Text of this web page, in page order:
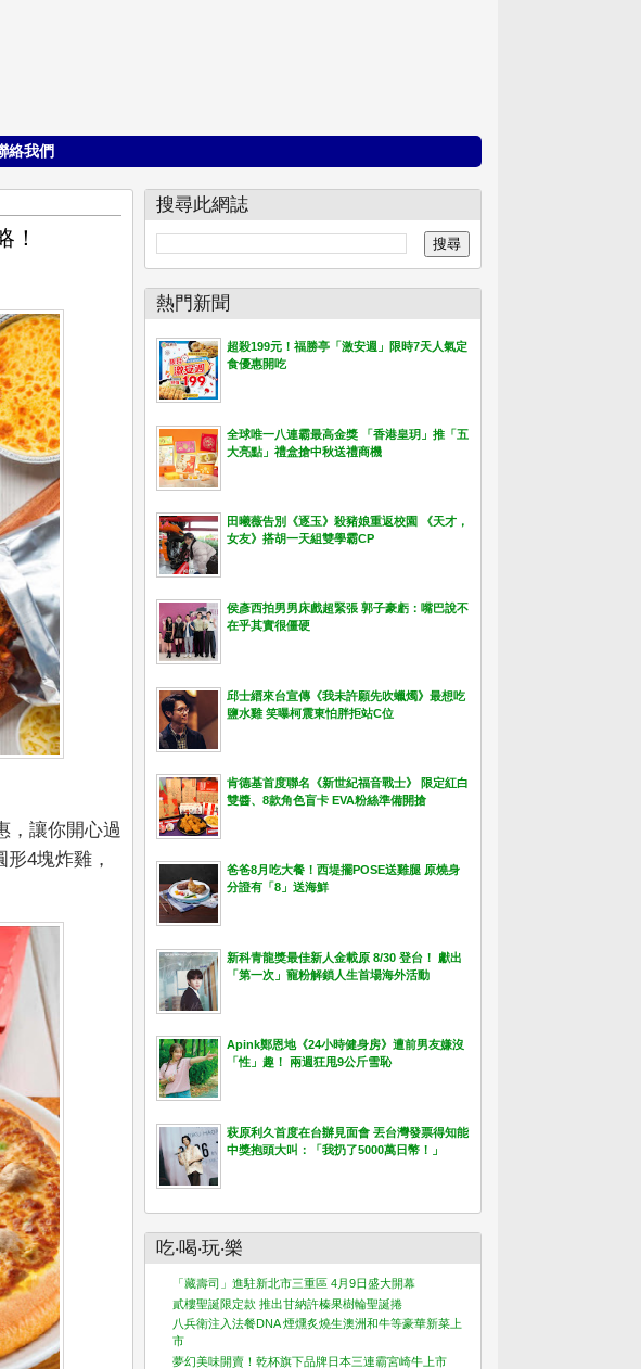
絡我們
！
，讓你開心過
4塊炸雞，
搜尋此網誌
熱門新聞
超殺199元！福勝亭「激安週」限時7天人氣定
食優惠開吃
全球唯一八連霸最高金獎 「香港皇玥」推「五
大亮點」禮盒搶中秋送禮商機
田曦薇告別《逐玉》殺豬娘重返校園 《天才，
女友》搭胡一天組雙學霸CP
侯彥西拍男男床戲超緊張 郭子豪虧：嘴巴說不
在乎其實很僵硬
邱士縉來台宣傳《我未許願先吹蠟燭》最想吃
鹽水雞 笑曝柯震東怕胖拒站C位
肯德基首度聯名《新世紀福音戰士》 限定紅白
雙醬、8款角色盲卡 EVA粉絲準備開搶
爸爸8月吃大餐！西堤擺POSE送雞腿 原燒身
分證有「8」送海鮮
新科青龍獎最佳新人金載原 8/30 登台！ 獻出
「第一次」寵粉解鎖人生首場海外活動
Apink鄭恩地《24小時健身房》遭前男友嫌沒
「性」趣！ 兩週狂甩9公斤雪恥
萩原利久首度在台辦見面會 丟台灣發票得知能
中獎抱頭大叫：「我扔了5000萬日幣！」
吃‧喝‧玩‧樂
「藏壽司」進駐新北市三重區 4月9日盛大開幕
貳樓聖誕限定款 推出甘納許榛果樹輪聖誕捲
八兵衛注入法餐DNA 煙燻炙燒生澳洲和牛等豪華新菜上
市
夢幻美味開賣！乾杯旗下品牌日本三連霸宮崎牛上市